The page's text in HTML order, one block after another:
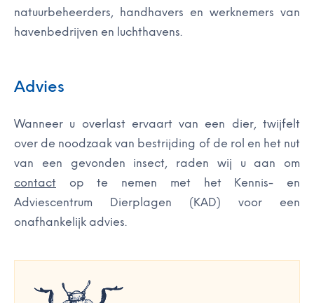
natuurbeheerders, handhavers en werknemers van
havenbedrijven en luchthavens.
Advies
Wanneer u overlast ervaart van een dier, twijfelt
over de noodzaak van bestrijding of de rol en het nut
van een gevonden insect, raden wij u aan om
contact op te nemen met het Kennis- en
Adviescentrum Dierplagen (KAD) voor een
onafhankelijk advies.